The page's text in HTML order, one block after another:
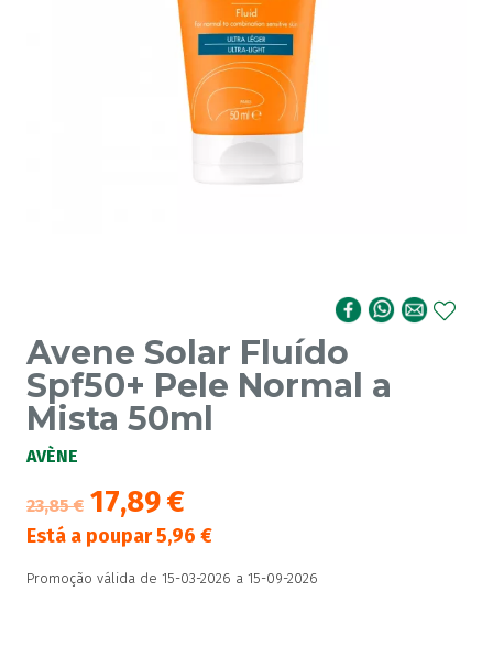
Avene Solar Fluído
Spf50+ Pele Normal a
Mista 50ml
AVÈNE
23,85€ 17,89€
Está a poupar5,96 €
Promoção válida de 15-03-2026 a 15-09-2026